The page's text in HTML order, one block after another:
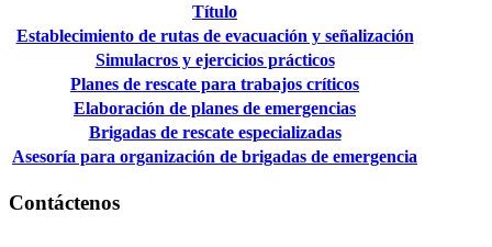
Título
Establecimiento de rutas de evacuación y señalización
Simulacros y ejercicios prácticos
Planes de rescate para trabajos críticos
Elaboración de planes de emergencias
Brigadas de rescate especializadas
Asesoría para organización de brigadas de emergencia
Contáctenos